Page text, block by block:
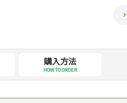
購入方法
HOW TO ORDER